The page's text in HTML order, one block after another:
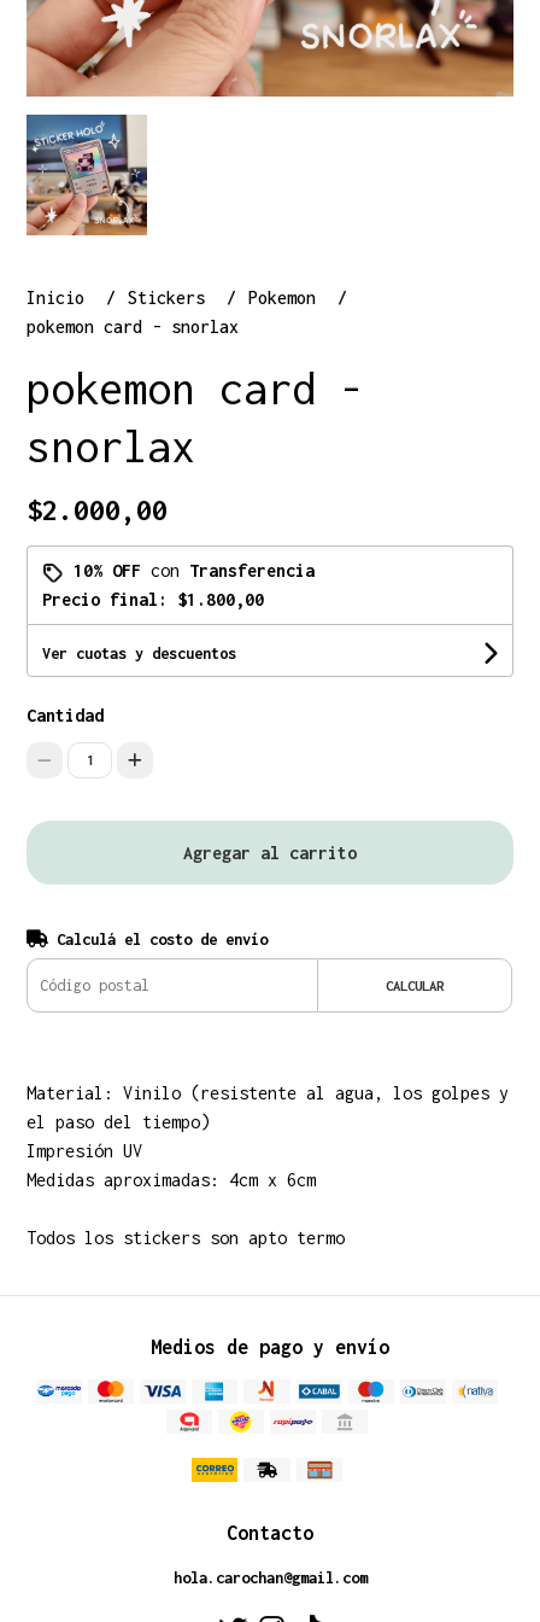
Inicio Stickers
Pokemon
pokemon card - snorlax
pokemon card -
snorlax
$2.000,00
10% OFF con Transferencia
Precio final: $1.800,00
Ver cuotas y descuentos
Cantidad
1
Agregar al carrito
Calculá el costo de envío
CALCULAR
Material: Vinilo (resistente al agua, los golpes y
el paso del tiempo)
Impresión UV
Medidas aproximadas: 4cm x 6cm
Todos los stickers son apto termo
Medios de pago y envío
Contacto
hola.carochan@gmail.com